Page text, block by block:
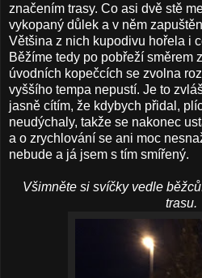
značením trasy. Co asi dvě stě
vykopaný důlek a v něm
Většina z nich kupodivu hořela i
Běžíme tedy po pobřeží směrem
úvodních kopečcích se zvolna
vyššího tempa nepustí. Je to
jasně cítím, že kdybych přidal,
neudýchaly, takže se nakonec
a o zrychlování se ani moc
nebude a já jsem s tím smířený.
Všimněte si svíčky vedle
trasu.